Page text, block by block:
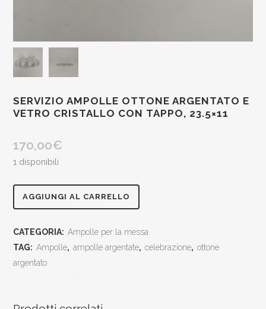
SERVIZIO AMPOLLE OTTONE ARGENTATO E
VETRO CRISTALLO CON TAPPO, 23.5×11
170,00€
1 disponibili
Servizio
argentato
vetro
AGGIUNGI AL CARRELLO
CATEGORIA: Ampolle per la messa
TAG: Ampolle, ampolle argentate, celebrazione, ottone
argentato